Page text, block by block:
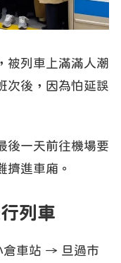
被列車上滿滿人潮
次後，因為怕延誤
後一天前往機場要
擠進車廂。
列車
車站 → 旦過市